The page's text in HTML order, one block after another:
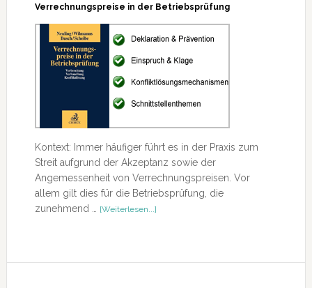
Verrechnungspreise in der Betriebsprüfung
Kontext: Immer häufiger führt es in der Praxis zum
Streit aufgrund der Akzeptanz sowie der
Angemessenheit von Verrechnungspreisen. Vor
allem gilt dies für die Betriebsprüfung, die
zunehmend …
[Weiterlesen...]ÜberVerrechnungspreise